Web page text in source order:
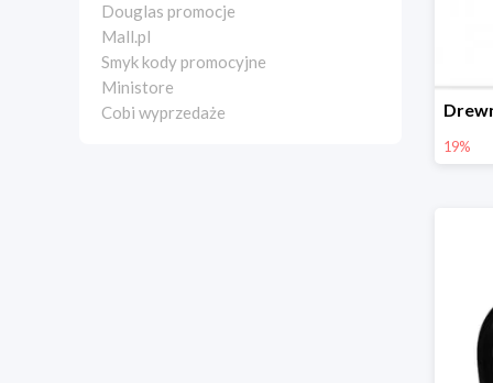
Douglas promocje
Mall.pl
Smyk kody promocyjne
Ministore
Cobi wyprzedaże
19%